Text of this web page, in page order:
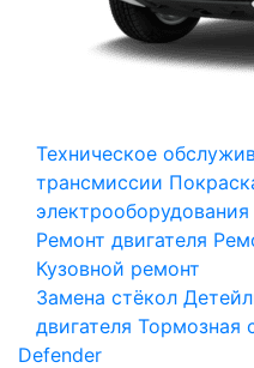
Техническое
трансмиссии
электрооборудования
Ремонт двигателя
Кузовной ремонт
Замена стёкол
двигателя Тормозная
Defender